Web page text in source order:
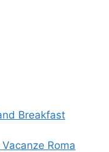
Breakfast
Roma